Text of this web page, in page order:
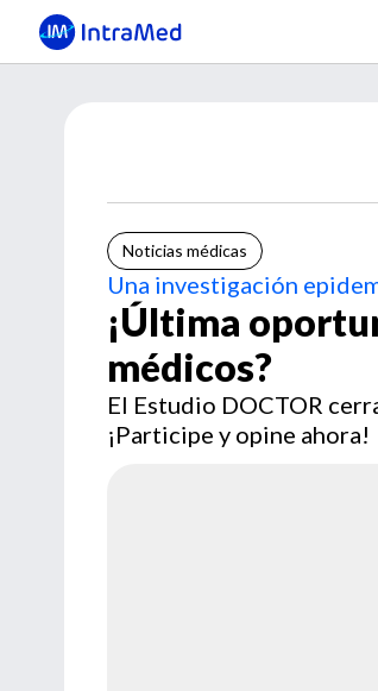
Noticias médicas
Una investigación
¡Última
médicos?
El Estudio DOCTOR
¡Participe y opine ahora!